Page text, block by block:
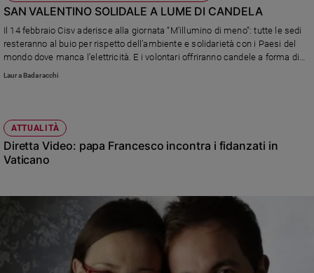
SAN VALENTINO SOLIDALE A LUME DI CANDELA
Il 14 febbraio Cisv aderisce alla giornata “M’illumino di meno”: tutte le sedi
resteranno al buio per rispetto dell’ambiente e solidarietà con i Paesi del
mondo dove manca l’elettricità. E i volontari offriranno candele a forma di
cuore realizzate a mano per sostenere i progetti di sviluppo.
Laura Badaracchi
ATTUALITÀ
Diretta Video: papa Francesco incontra i fidanzati in
Vaticano